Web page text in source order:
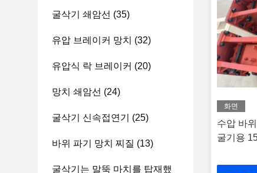
굴삭기 쇄암선 (35)
유압 브레이커 망치 (32)
유압식 락 브레이커 (20)
망치 쇄암선 (24)
굴삭기 신속접연기 (25)
바위 파기 망치 찌질 (13)
굴삭기는 말뚝 마치를 탑재했
화면
수압 바
굴기용